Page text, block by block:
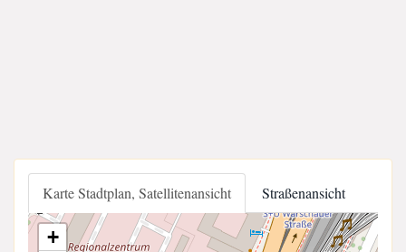
Karte Stadtplan, Satellitenansicht Straßenansicht
+